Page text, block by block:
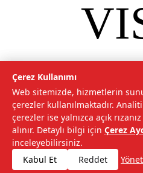
2026Tarımcom Tarım ve